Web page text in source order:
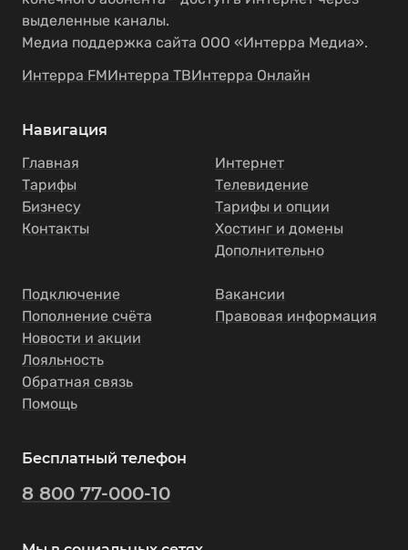
выделенные каналы.
Медиа поддержка сайта ООО «Интерра Медиа».
Интерра FMИнтерра ТВИнтерра Онлайн
Навигация
Главная
Тарифы
Бизнесу
Контакты
Интернет
Телевидение
Тарифы и опции
Хостинг и домены
Дополнительно
Подключение
Пополнение счёта
Новости и акции
Лояльность
Обратная связь
Помощь
Вакансии
Правовая информация
Бесплатный телефон
8 800 77-000-10